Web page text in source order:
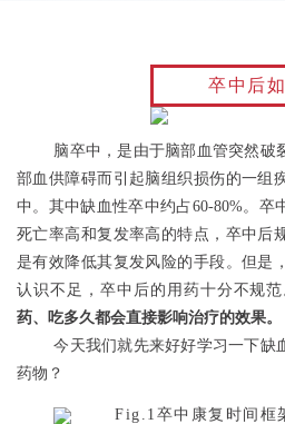
卒中后
脑卒中，是由于脑部血管突然破
部血供障碍而引起脑组织损伤的一组
中。其中缺血性卒中约占60-80%。卒
死亡率高和复发率高的特点，卒中后
是有效降低其复发风险的手段。但是
认识不足，卒中后的用药十分不规范
药、吃多久都会直接影响治疗的效果。
今天我们就先来好好学习一下缺
药物？
Fig.1卒中康复时间框